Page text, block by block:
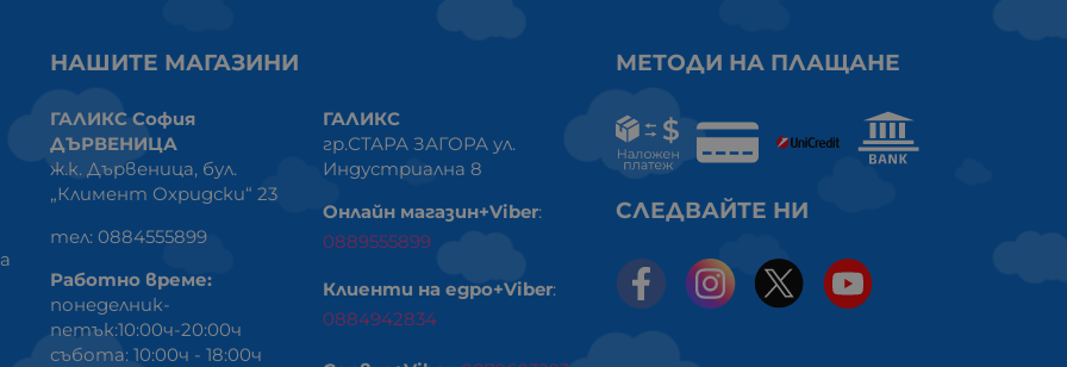
НАШИТЕ МАГАЗИНИ
ГАЛИКС София
ДЪРВЕНИЦА
ж.к. Дървеница, бул.
„Климент Охридски“ 23
тел: 0884555899
Работно време:
понеделник-
петък:10:00ч-20:00ч
събота: 10:00ч - 18:00ч
ГАЛИКС
гр.СТАРА ЗАГОРА ул.
Индустриална 8
Онлайн магазин+Viber:
0889555899
Клиенти на едро+Viber:
0884942834
МЕТОДИ НА ПЛАЩАНЕ
СЛЕДВАЙТЕ НИ